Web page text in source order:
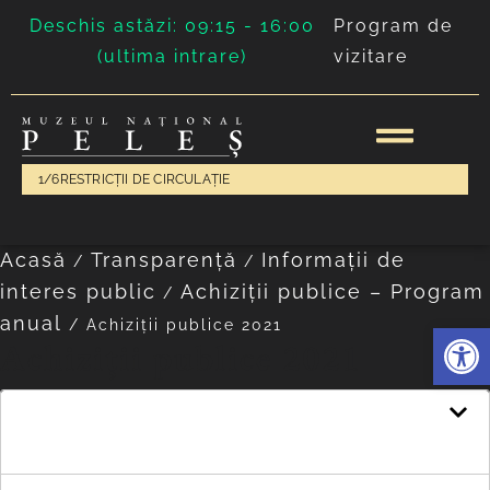
Deschis astăzi: 09:15 - 16:00
(ultima intrare)
Program de
vizitare
1/6 RESTRICȚII DE CIRCULAȚIE
Acasă / Transparență / Informații de
interes public
/ Achiziții publice – Program
anual / Achiziții publice 2021